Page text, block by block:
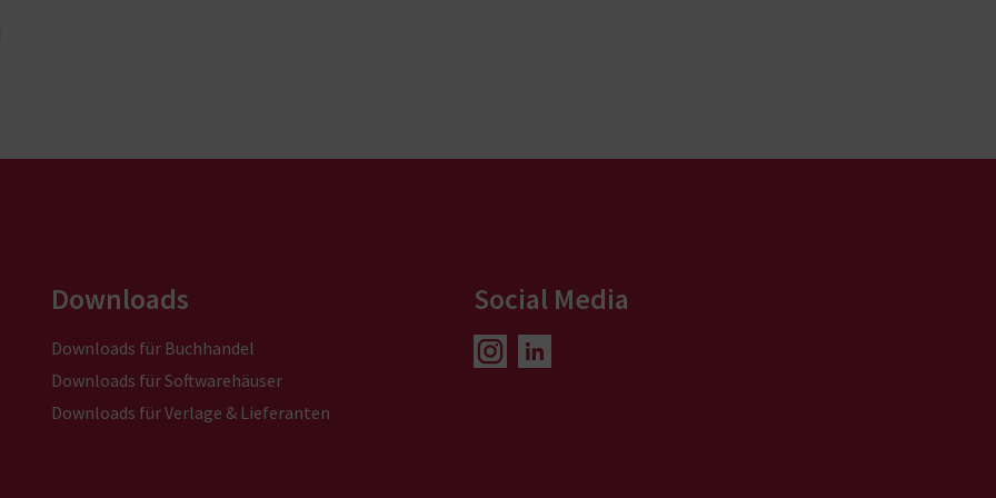
Downloads
Downloads für Buchhandel
Downloads für Softwarehäuser
Downloads für Verlage & Lieferanten
Social Media